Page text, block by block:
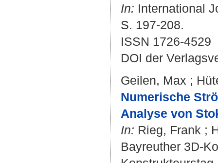
In: International
S. 197-208.
ISSN 1726-4529
DOI der
Geilen, Max ;
Numerische
Analyse von
In: Rieg, Frank ;
Bayreuther 3D-